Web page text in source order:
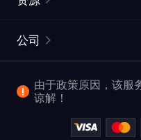
网页抓取 API
视频下载 API
ProxySite
市场研究
爬行和索引
查看全部使用场景
常见问题解答
位置
公司
企业服务
反洗钱合规计划
由于政策原因，该服
谅解！